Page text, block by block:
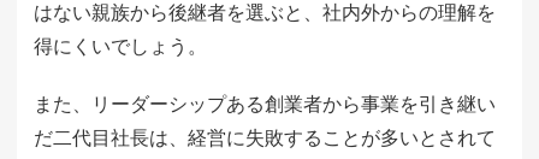
はない親族から後継者を選ぶと、社内外からの理解を
得にくいでしょう。
また、リーダーシップある創業者から事業を引き継い
だ二代目社長は、経営に失敗することが多いとされて